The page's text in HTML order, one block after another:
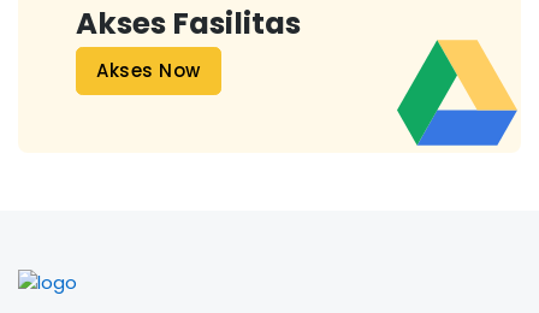
Akses Fasilitas
Akses Now